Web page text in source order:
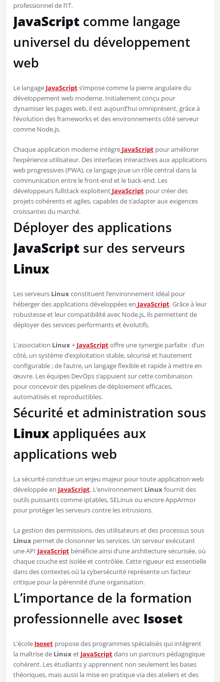
professionnel de l’IT.
JavaScriptcomme langage
universel du développement
web
Le langage JavaScripts’impose comme la pierre angulaire du
développement web moderne. Initialement conçu pour
dynamiser les pages web, il est aujourd’hui omniprésent, grâce à
l’évolution des frameworks et des environnements côté serveur
comme Node.js.
Chaque application moderne intègre JavaScriptpour améliorer
l’expérience utilisateur. Des interfaces interactives aux applications
web progressives (PWA), ce langage joue un rôle central dans la
communication entre le front-end et le back-end. Les
développeurs fullstack exploitent JavaScriptpour créer des
projets cohérents et agiles, capables de s’adapter aux exigences
croissantes du marché.
Déployer des applications
JavaScriptsur des serveurs
Linux
Les serveurs Linux constituent l’environnement idéal pour
héberger des applications développées en JavaScript. Grâce à leur
robustesse et leur compatibilité avec Node.js, ils permettent de
déployer des services performants et évolutifs.
L’association Linux + JavaScriptoffre une synergie parfaite : d’un
côté, un système d’exploitation stable, sécurisé et hautement
configurable ; de l’autre, un langage flexible et rapide à mettre en
œuvre. Les équipes DevOps s’appuient sur cette combinaison
pour concevoir des pipelines de déploiement efficaces,
automatisés et reproductibles.
Sécurité et administration sous
Linuxappliquées aux
applications web
La sécurité constitue un enjeu majeur pour toute application web
développée en JavaScript. L’environnement Linux fournit des
outils puissants comme iptables, SELinux ou encore AppArmor
pour protéger les serveurs contre les intrusions.
La gestion des permissions, des utilisateurs et des processus sous
Linux permet de cloisonner les services. Un serveur exécutant
une API JavaScriptbénéficie ainsi d’une architecture sécurisée, où
chaque couche est isolée et contrôlée. Cette rigueur est essentielle
dans des contextes où la cybersécurité représente un facteur
critique pour la pérennité d’une organisation.
L’importance de la formation
professionnelle avec Isoset
L’école Isosetpropose des programmes spécialisés qui intègrent
la maîtrise de Linux et JavaScriptdans un parcours pédagogique
cohérent. Les étudiants y apprennent non seulement les bases
théoriques, mais aussi la mise en pratique via des ateliers et des